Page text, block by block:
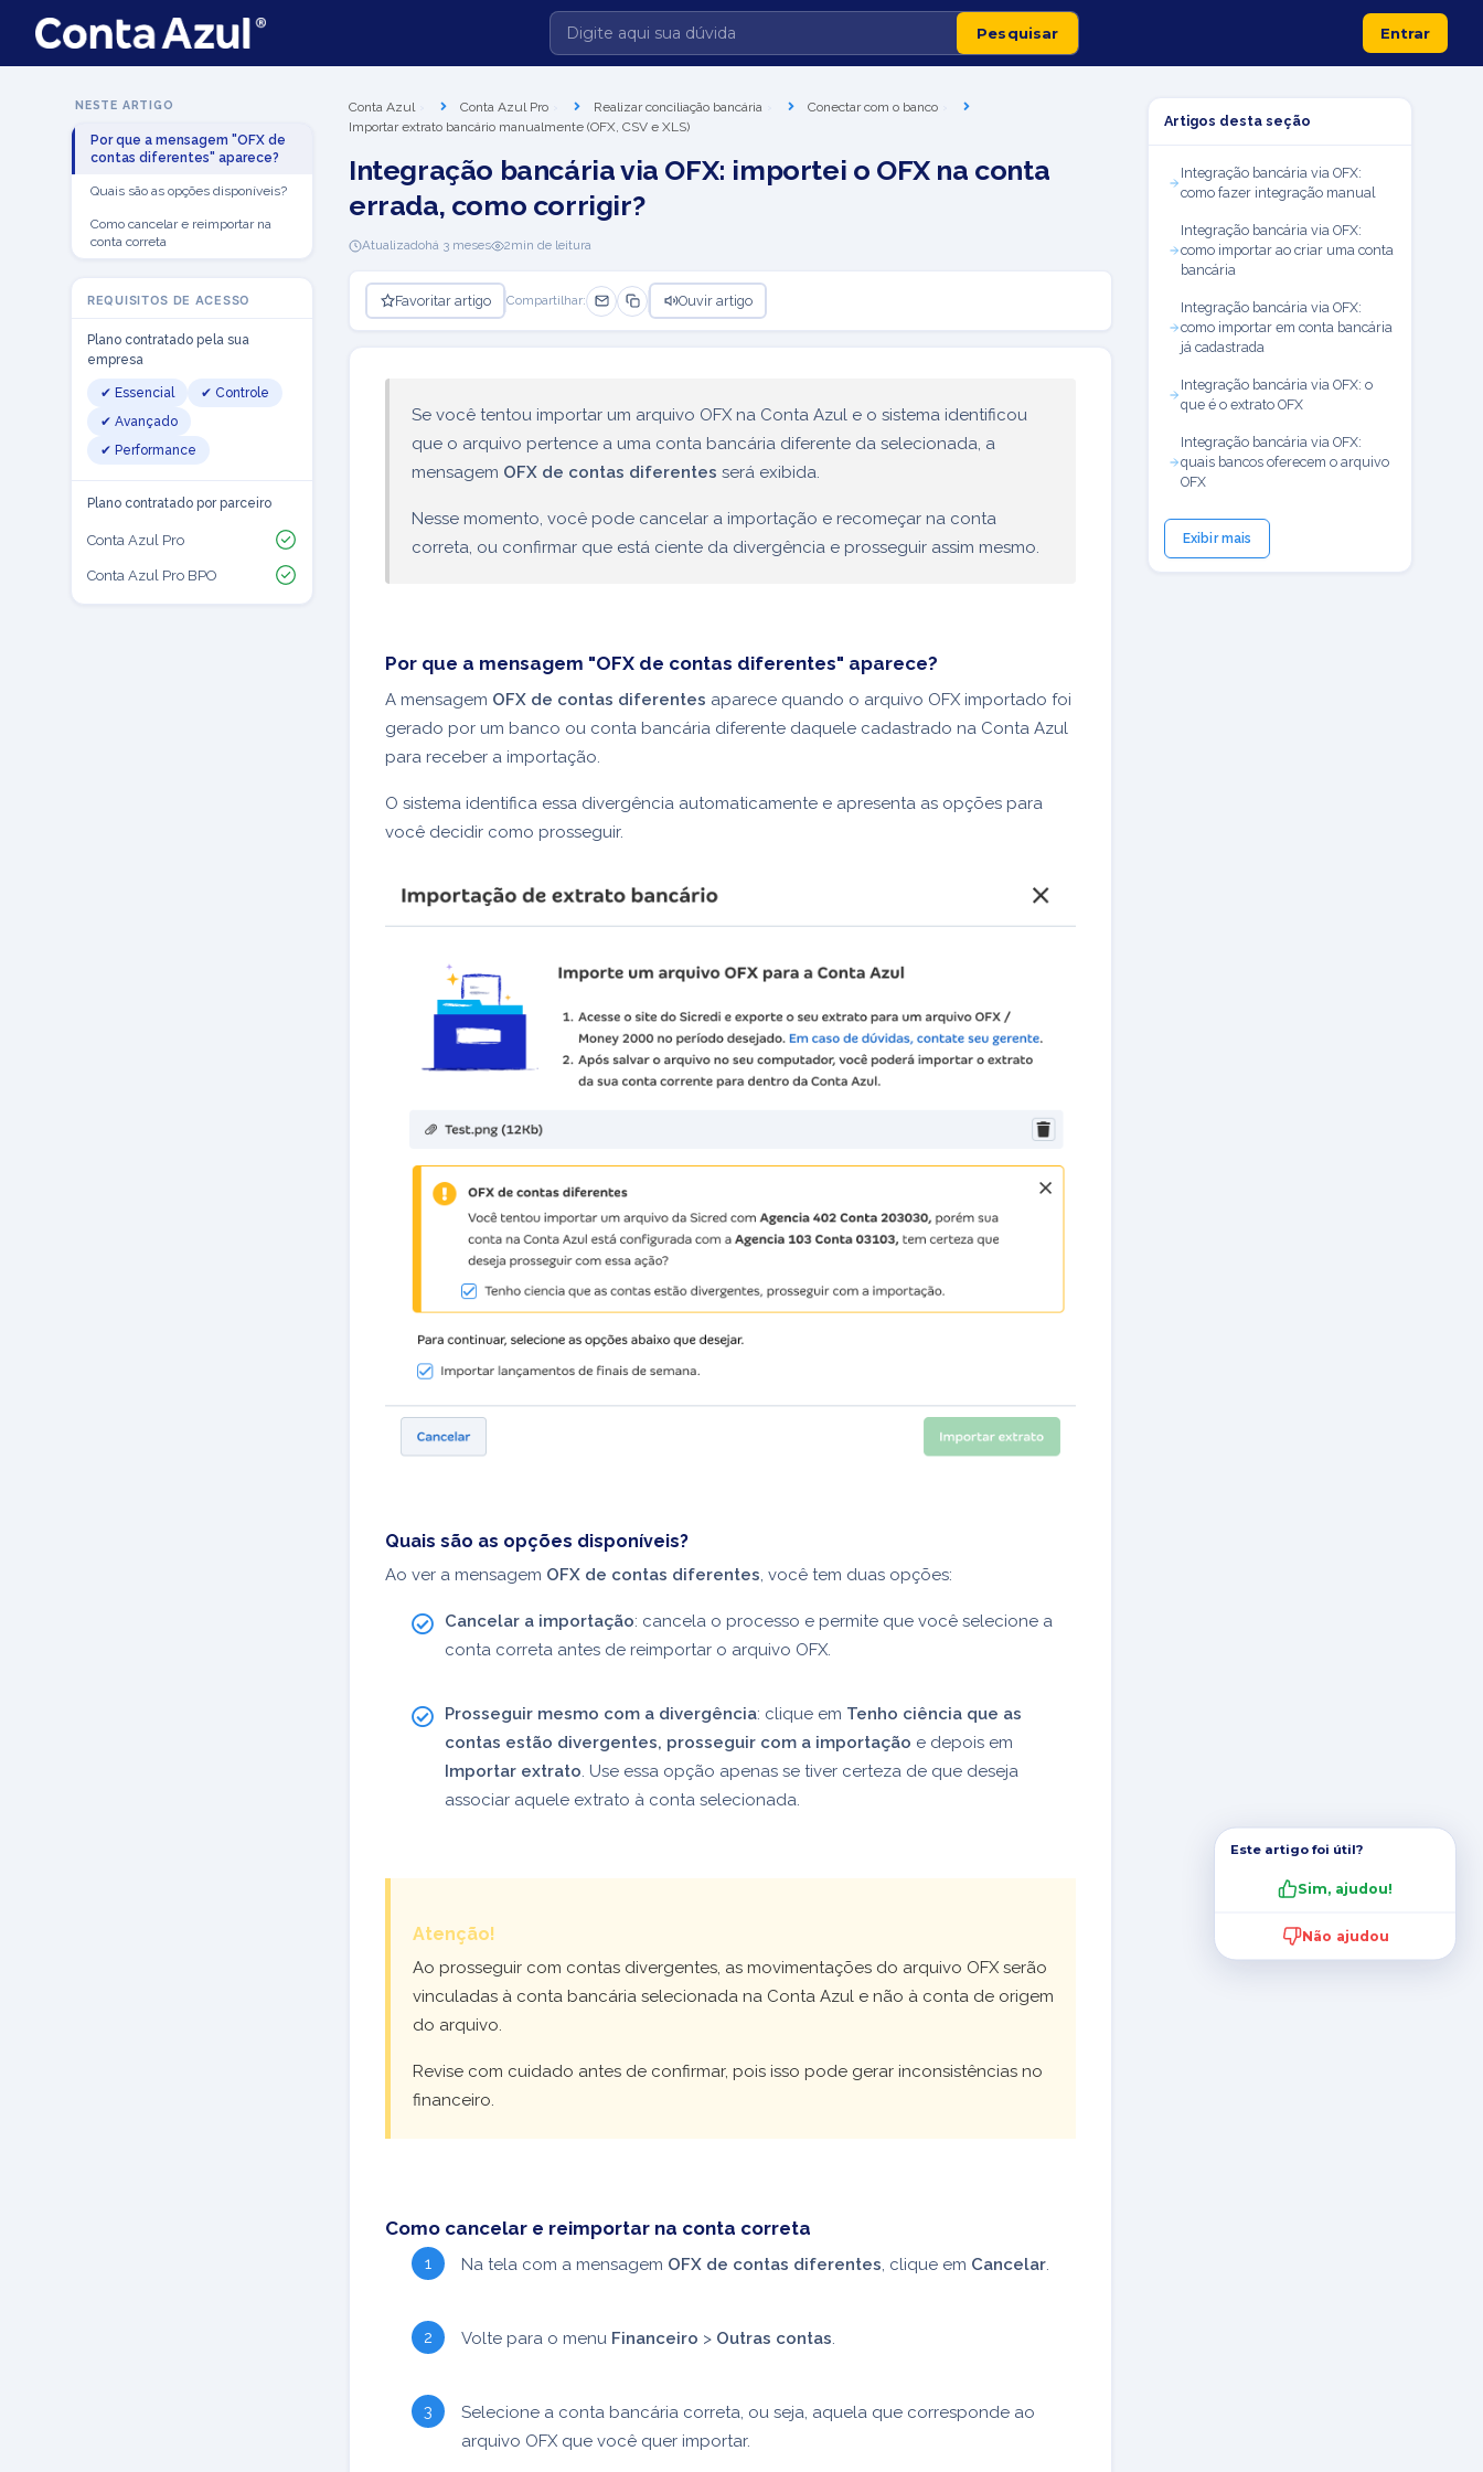
Entrar
NESTE ARTIGO
Por que a mensagem "OFX de
contas diferentes" aparece?
Quais são as opções disponíveis?
Como cancelar e reimportar na
conta correta
REQUISITOS DE ACESSO
Plano contratado pela sua
empresa
✔ Essencial
✔ Controle
✔ Avançado
✔ Performance
Plano contratado por parceiro
Conta Azul Pro
Conta Azul Pro BPO
Conta Azul Conta Azul Pro Realizar conciliação bancária
Conectar com o banco
Importar extrato bancário manualmente (OFX, CSV e XLS)
Integração bancária via OFX: importei o OFX na conta
errada, como corrigir?
Atualizadohá 3 meses 2min de leitura
Favoritar artigo Compartilhar: Ouvir artigo
Se você tentou importar um arquivo OFX na Conta Azul e o sistema identificou
que o arquivo pertence a uma conta bancária diferente da selecionada, a
mensagem OFX de contas diferentes será exibida.
Nesse momento, você pode cancelar a importação e recomeçar na conta
correta, ou confirmar que está ciente da divergência e prosseguir assim mesmo.
Por que a mensagem "OFX de contas diferentes" aparece?
A mensagem OFX de contas diferentes aparece quando o arquivo OFX importado foi
gerado por um banco ou conta bancária diferente daquele cadastrado na Conta Azul
para receber a importação.
O sistema identifica essa divergência automaticamente e apresenta as opções para
você decidir como prosseguir.
Quais são as opções disponíveis?
Ao ver a mensagem OFX de contas diferentes, você tem duas opções:
Cancelar a importação: cancela o processo e permite que você selecione a
conta correta antes de reimportar o arquivo OFX.
Prosseguir mesmo com a divergência: clique em Tenho ciência que as
contas estão divergentes, prosseguir com a importação e depois em
Importar extrato. Use essa opção apenas se tiver certeza de que deseja
associar aquele extrato à conta selecionada.
Atenção!
Ao prosseguir com contas divergentes, as movimentações do arquivo OFX serão
vinculadas à conta bancária selecionada na Conta Azul e não à conta de origem
do arquivo.
Revise com cuidado antes de confirmar, pois isso pode gerar inconsistências no
financeiro.
Como cancelar e reimportar na conta correta
Na tela com a mensagem OFX de contas diferentes , clique em Cancelar
Volte para o menu Financeiro > Outras contas
Selecione a conta bancária correta, ou seja, aquela que corresponde ao
arquivo OFX que você quer importar.
Artigos desta seção
Integração bancária via OFX:
como fazer integração manual
Integração bancária via OFX:
como importar ao criar uma conta
bancária
Integração bancária via OFX:
como importar em conta bancária
já cadastrada
Integração bancária via OFX: o
que é o extrato OFX
Integração bancária via OFX:
quais bancos oferecem o arquivo
OFX
Exibir mais
Este artigo foi útil?
Sim, ajudou!
Não ajudou